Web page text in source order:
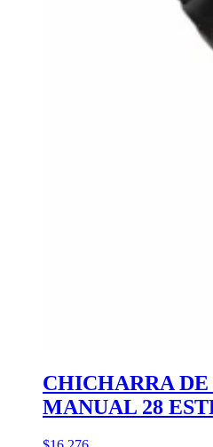
CHICHARRA DE
MANUAL 28